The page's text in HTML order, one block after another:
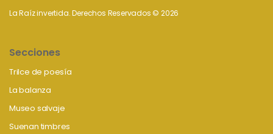
La Raíz invertida. Derechos Reservados © 2026
Secciones
Trilce de poesía
La balanza
Museo salvaje
Suenan timbres